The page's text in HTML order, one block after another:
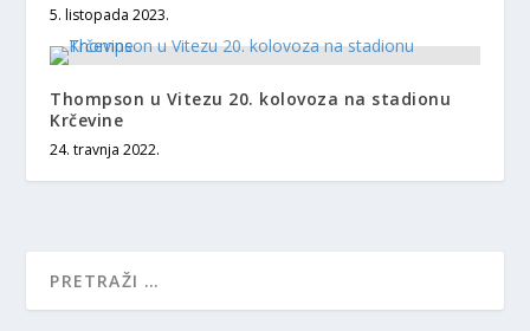
5. listopada 2023.
Thompson u Vitezu 20. kolovoza na stadionu
Krčevine
24. travnja 2022.